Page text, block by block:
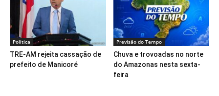
Política
TRE-AM rejeita cassação de
prefeito de Manicoré
Previsão do Tempo
Chuva e trovoadas no norte
do Amazonas nesta sexta-
feira